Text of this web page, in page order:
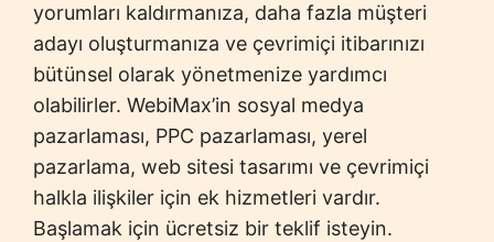
yorumları kaldırmanıza, daha fazla müşteri
adayı oluşturmanıza ve çevrimiçi itibarınızı
bütünsel olarak yönetmenize yardımcı
olabilirler. WebiMax’in sosyal medya
pazarlaması, PPC pazarlaması, yerel
pazarlama, web sitesi tasarımı ve çevrimiçi
halkla ilişkiler için ek hizmetleri vardır.
Başlamak için ücretsiz bir teklif isteyin.